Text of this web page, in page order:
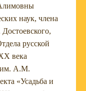
наук, члена
русской
века
им. А.М.
«Усадьба и